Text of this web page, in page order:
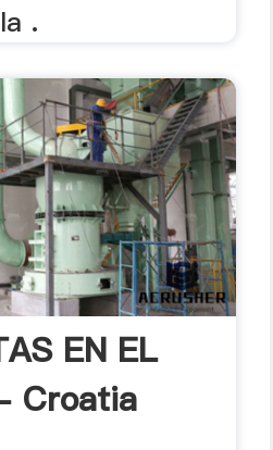
.
EN EL
Croatia